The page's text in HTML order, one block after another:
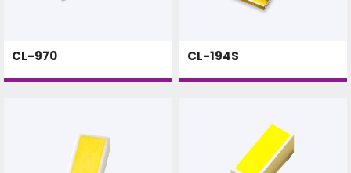
CL-970 CL-194S